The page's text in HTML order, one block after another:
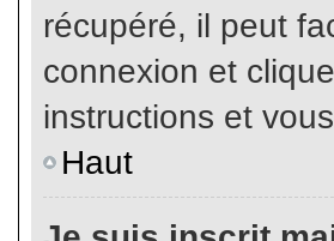
récupéré, il peut
connexion et
instructions et
Haut